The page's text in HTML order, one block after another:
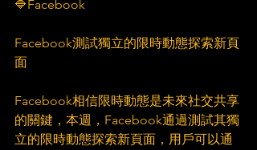
🔷Facebook
Facebook測試獨立的限時動態探索新頁
面
Facebook相信限時動態是未來社交共享
的關鍵，本週，Facebook通過測試其獨
立的限時動態探索新頁面，用戶可以通